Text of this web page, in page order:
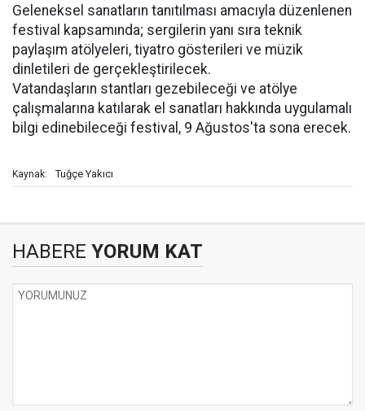
Geleneksel sanatların tanıtılması amacıyla düzenlenen
festival kapsamında; sergilerin yanı sıra teknik
paylaşım atölyeleri, tiyatro gösterileri ve müzik
dinletileri de gerçekleştirilecek.
Vatandaşların stantları gezebileceği ve atölye
çalışmalarına katılarak el sanatları hakkında uygulamalı
bilgi edinebileceği festival, 9 Ağustos'ta sona erecek.
Kaynak: Tuğçe Yakıcı
HABERE YORUM KAT